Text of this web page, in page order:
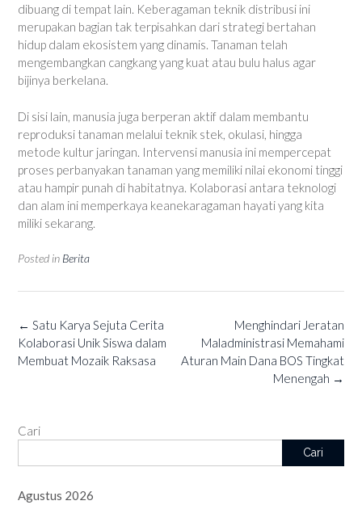
dibuang di tempat lain. Keberagaman teknik distribusi ini
merupakan bagian tak terpisahkan dari strategi bertahan
hidup dalam ekosistem yang dinamis. Tanaman telah
mengembangkan cangkang yang kuat atau bulu halus agar
bijinya berkelana.
Di sisi lain, manusia juga berperan aktif dalam membantu
reproduksi tanaman melalui teknik stek, okulasi, hingga
metode kultur jaringan. Intervensi manusia ini mempercepat
proses perbanyakan tanaman yang memiliki nilai ekonomi tinggi
atau hampir punah di habitatnya. Kolaborasi antara teknologi
dan alam ini memperkaya keanekaragaman hayati yang kita
miliki sekarang.
Posted in Berita
Post
navigation
Menghindari Jeratan
Maladministrasi Memahami
Aturan Main Dana BOS Tingkat
Menengah →
← Satu Karya Sejuta Cerita
Kolaborasi Unik Siswa dalam
Membuat Mozaik Raksasa
Cari
Cari
Agustus 2026